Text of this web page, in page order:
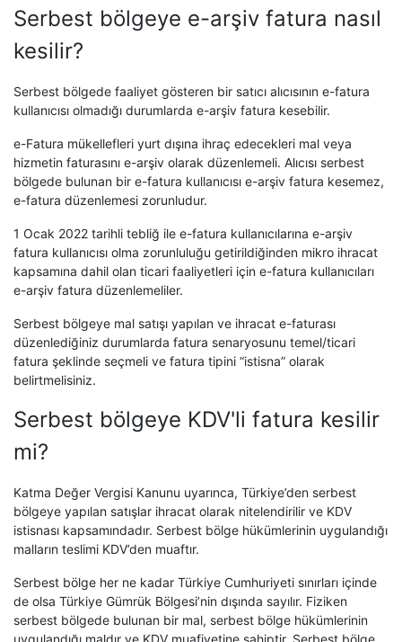
Serbest bölgeye e-arşiv fatura nasıl
kesilir?
Serbest bölgede faaliyet gösteren bir satıcı alıcısının e-fatura
kullanıcısı olmadığı durumlarda e-arşiv fatura kesebilir.
e-Fatura mükellefleri yurt dışına ihraç edecekleri mal veya
hizmetin faturasını e-arşiv olarak düzenlemeli. Alıcısı serbest
bölgede bulunan bir e-fatura kullanıcısı e-arşiv fatura kesemez,
e-fatura düzenlemesi zorunludur.
1 Ocak 2022 tarihli tebliğ ile e-fatura kullanıcılarına e-arşiv
fatura kullanıcısı olma zorunluluğu getirildiğinden mikro ihracat
kapsamına dahil olan ticari faaliyetleri için e-fatura kullanıcıları
e-arşiv fatura düzenlemeliler.
Serbest bölgeye mal satışı yapılan ve ihracat e-faturası
düzenlediğiniz durumlarda fatura senaryosunu temel/ticari
fatura şeklinde seçmeli ve fatura tipini “istisna” olarak
belirtmelisiniz.
Serbest bölgeye KDV'li fatura kesilir
mi?
Katma Değer Vergisi Kanunu uyarınca, Türkiye’den serbest
bölgeye yapılan satışlar ihracat olarak nitelendirilir ve KDV
istisnası kapsamındadır. Serbest bölge hükümlerinin uygulandığı
malların teslimi KDV’den muaftır.
Serbest bölge her ne kadar Türkiye Cumhuriyeti sınırları içinde
de olsa Türkiye Gümrük Bölgesi’nin dışında sayılır. Fiziken
serbest bölgede bulunan bir mal, serbest bölge hükümlerinin
uygulandığı maldır ve KDV muafiyetine sahiptir. Serbest bölge,